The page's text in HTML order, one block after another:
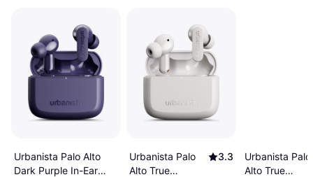
Urbanista Palo Alto
Dark Purple In-Ear
Urbanista Palo
Alto True
3.3
Urbanista Palo
Alto True